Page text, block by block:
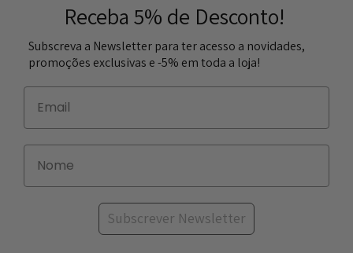
Receba 5% de Desconto!
Subscreva a Newsletter para ter acesso a novidades,
promoções exclusivas e -5% em toda a loja!
Subscrever Newsletter